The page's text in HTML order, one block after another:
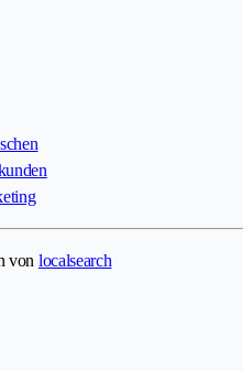
von localsearch